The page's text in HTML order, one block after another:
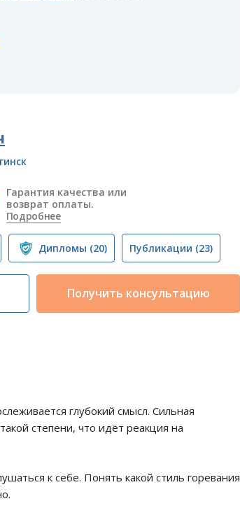
Гарантия качества или
возврат оплаты.
Подробнее
Дипломы (20) Публикации (23)
Получить консультацию
глубокий смысл. Сильная
степени, что идёт реакция на
к себе. Понять какой стиль горевания